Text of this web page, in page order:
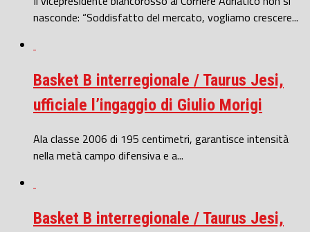
nasconde: “Soddisfatto del mercato, vogliamo crescere...
Basket B interregionale / Taurus Jesi,
ufficiale l’ingaggio di Giulio Morigi
Ala classe 2006 di 195 centimetri, garantisce intensità
nella metà campo difensiva e a...
Basket B interregionale / Taurus Jesi,